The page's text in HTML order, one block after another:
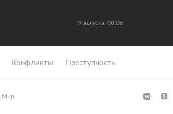
9 августа, 00:06
Конфликты Преступность
Мир